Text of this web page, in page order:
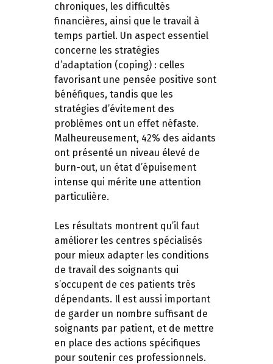
chroniques, les difficultés
financières, ainsi que le travail à
temps partiel. Un aspect essentiel
concerne les stratégies
d’adaptation (coping) : celles
favorisant une pensée positive sont
bénéfiques, tandis que les
stratégies d’évitement des
problèmes ont un effet néfaste.
Malheureusement, 42% des aidants
ont présenté un niveau élevé de
burn-out, un état d’épuisement
intense qui mérite une attention
particulière.
Les résultats montrent qu’il faut
améliorer les centres spécialisés
pour mieux adapter les conditions
de travail des soignants qui
s’occupent de ces patients très
dépendants. Il est aussi important
de garder un nombre suffisant de
soignants par patient, et de mettre
en place des actions spécifiques
pour soutenir ces professionnels.